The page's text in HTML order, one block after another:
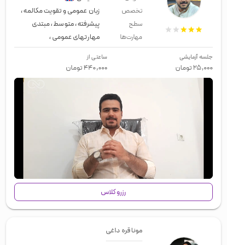
تخصص زبان عمومی و تقویت مکالمه،
سطح پیشرفته،متوسط،مبتدی
مهارت‌ها مهارتهای عمومی،
جلسه آزمایشی
۲۵,۰۰۰تومان
ساعتی از
۴۴۰,۰۰۰تومان
00:00/01:14
رزرو کلاس
مونا قره داغی